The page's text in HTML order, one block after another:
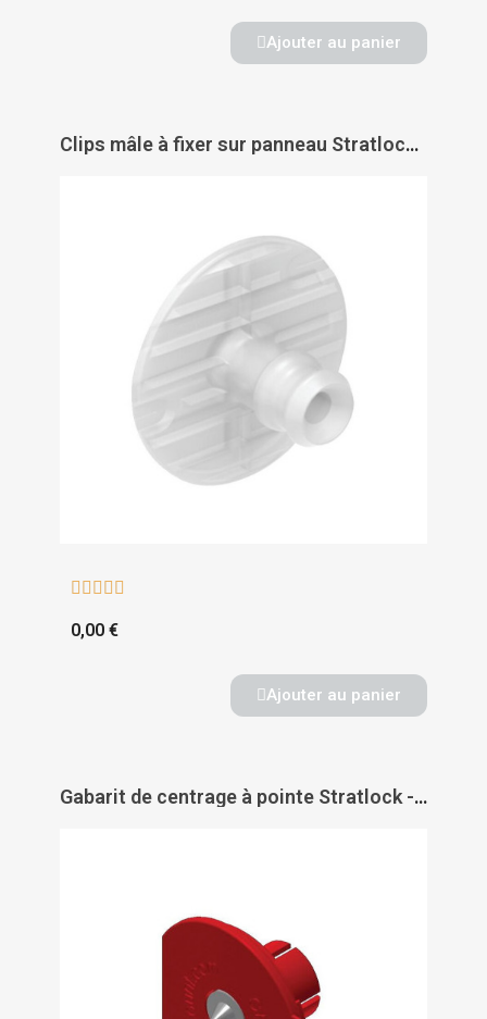
Ajouter au panier
Clips mâle à fixer sur panneau Stratlock - DOMARINE
    
0,00 €
Ajouter au panier
Gabarit de centrage à pointe Stratlock - DOMARINE